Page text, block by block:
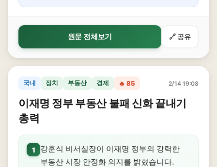
원문 전체보기 🔗 공유
국내 정치 부동산 경제 🔥 85 2/14 19:08
이재명 정부 부동산 불패 신화 끝내기
총력
1
강훈식 비서실장이 이재명 정부의 강력한
부동산 시장 안정화 의지를 밝혔습니다.